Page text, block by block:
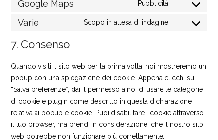
ANALYTICS
Google Maps Pubblicità
CONSENT
Varie Scopo in attesa di indagine
CONSENT
7. Consenso
Quando visiti il sito web per la prima volta, noi mostreremo un
popup con una spiegazione dei cookie. Appena clicchi su
“Salva preferenze”, dai il permesso a noi di usare le categorie
di cookie e plugin come descritto in questa dichiarazione
relativa ai popup e cookie. Puoi disabilitare i cookie attraverso
il tuo browser, ma prendi in considerazione, che il nostro sito
web potrebbe non funzionare più correttamente.